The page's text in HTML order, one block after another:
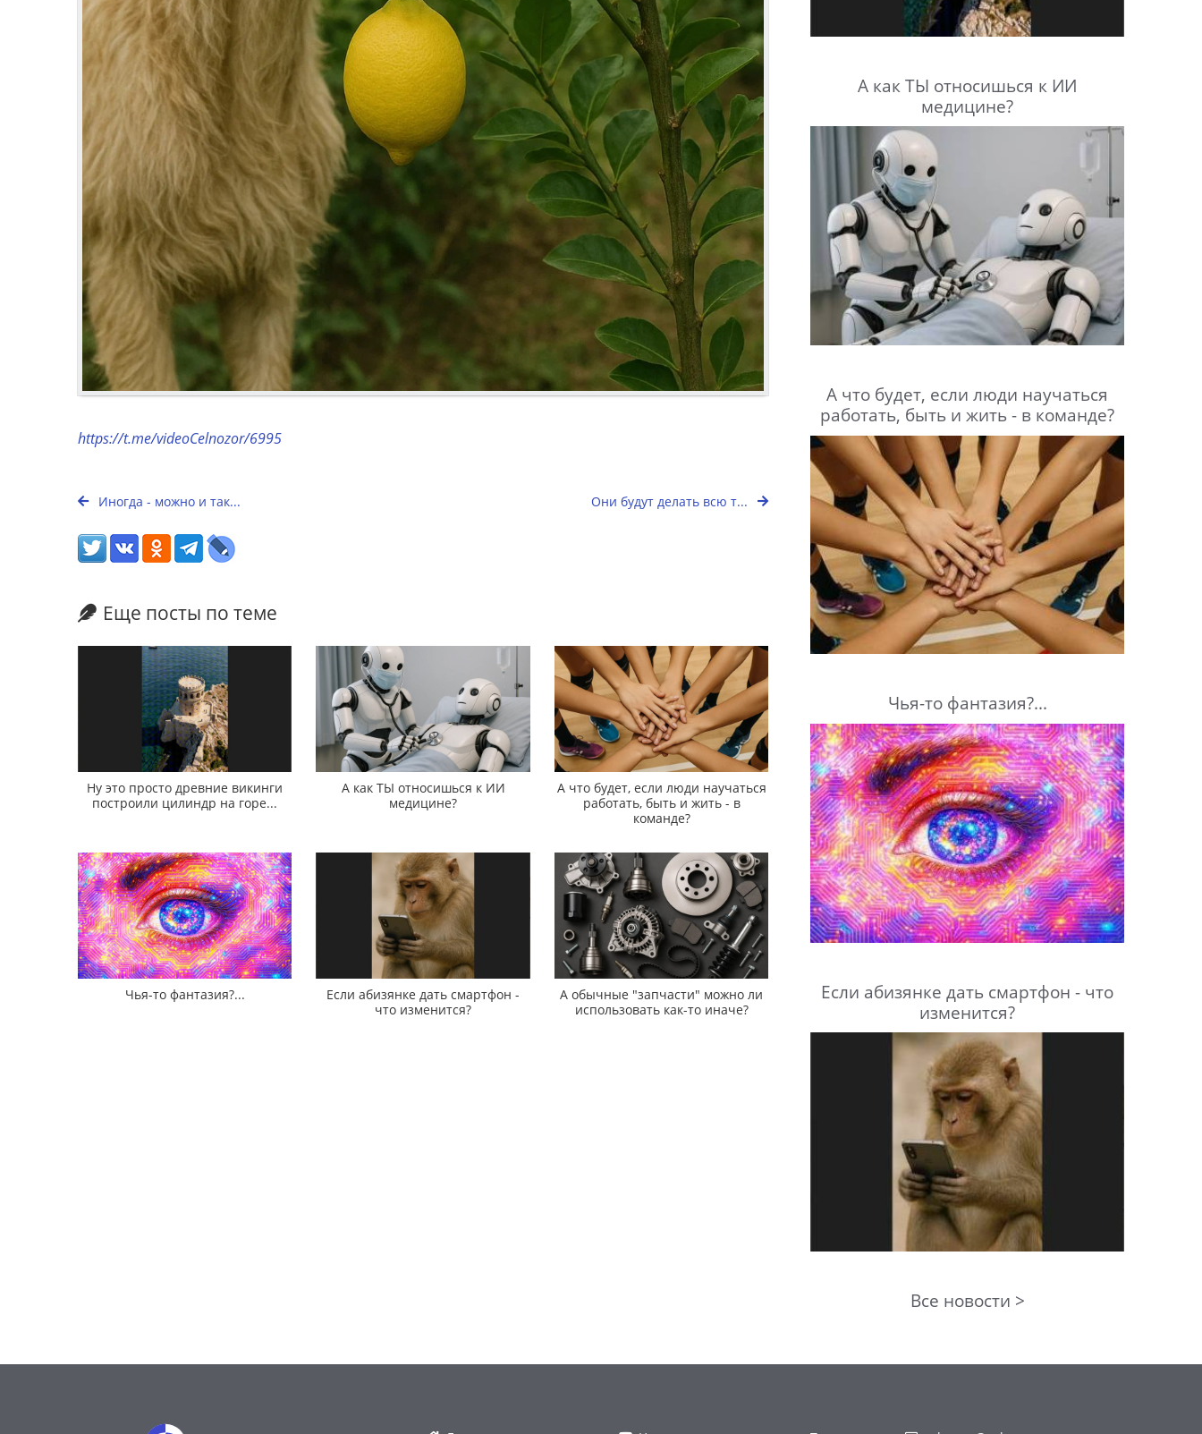
https://t.me/videoCelnozor/6995
Иногда - можно и так... Они будут делать всю т...
Еще посты по теме
Ну это просто древние викинги
построили цилиндр на горе...
А как ТЫ относишься к ИИ
медицине?
А что будет, если люди научаться
работать, быть и жить - в
команде?
Чья-то фантазия?...
Если абизянке дать смартфон -
что изменится?
А обычные "запчасти" можно ли
использовать как-то иначе?
А как ТЫ относишься к ИИ
медицине?
А что будет, если люди научаться
работать, быть и жить - в команде?
Чья-то фантазия?...
Если абизянке дать смартфон - что
изменится?
Все новости >